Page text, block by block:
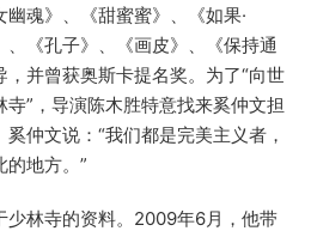
魂》、《甜蜜蜜》、《如果·
《孔子》、《画皮》、《保持通
并曾获奥斯卡提名奖。为了“向世
”，导演陈木胜特意找来奚仲文担
仲文说：“我们都是完美主义者，
的地方。”
林寺的资料。2009年6月，他带